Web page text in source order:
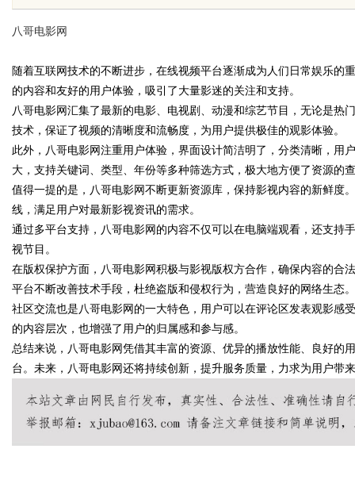
uz
!
八哥电影网
随着互联网技术的不断进步，在线视频平台逐渐成为人们日常娱乐的
的内容和友好的用户体验，吸引了大量影迷的关注和支持。
八哥电影网汇集了最新的电影、电视剧、动漫和综艺节目，无论是热
技术，保证了视频的清晰度和流畅度，为用户提供极佳的观影体验。
此外，八哥电影网注重用户体验，界面设计简洁明了，分类清晰，用
大，支持关键词、类型、年份等多种筛选方式，极大地方便了资源的
值得一提的是，八哥电影网不断更新资源库，保持影视内容的新鲜度
线，满足用户对最新影视资讯的需求。
通过多平台支持，八哥电影网的内容不仅可以在电脑端观看，还支持
视节目。
在版权保护方面，八哥电影网积极与影视版权方合作，确保内容的合
平台不断改善技术手段，杜绝盗版和侵权行为，营造良好的网络生态。
社区交流也是八哥电影网的一大特色，用户可以在评论区发表观影感
的内容层次，也增强了用户的归属感和参与感。
总结来说，八哥电影网凭借其丰富的资源、优异的播放性能、良好的
台。未来，八哥电影网还将持续创新，提升服务质量，力求为用户带
配眼镜
花钱，ai却天天给他免费派单？